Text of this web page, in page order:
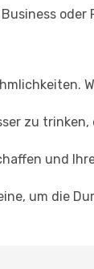
oder
zu
und
um die